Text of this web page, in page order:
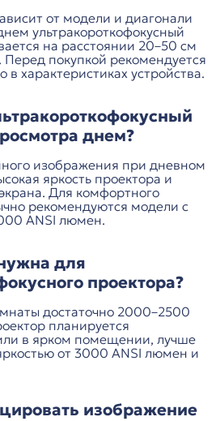
от модели и диагонали
ультракороткофокусный
на расстоянии 20–50 см
Перед покупкой рекомендуется
характеристиках устройства.
днем?
изображения при дневном
яркость проектора и
Для комфортного
рекомендуются модели с
ANSI люмен.
для
проектора?
достаточно 2000–2500
планируется
в ярком помещении, лучше
от 3000 ANSI люмен и
изображение